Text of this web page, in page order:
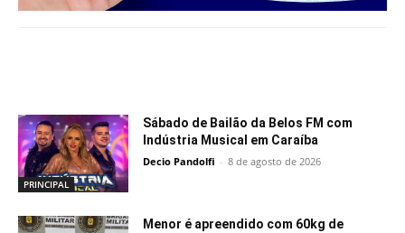
PRINCIPAL
Sábado de Bailão da Belos FM com
Indústria Musical em Caraíba
Decio Pandolfi - 8 de agosto de 2026
Menor é apreendido com 60kg de